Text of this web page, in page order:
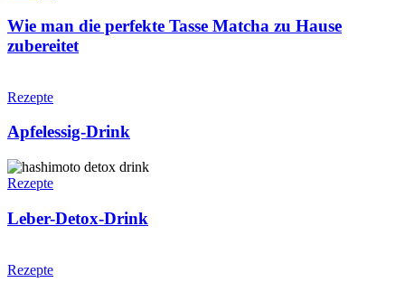
perfekte
Tasse
Matcha
zubereitet
Wie man die perfekte Tasse Matcha zu Hause
zubereitet
Drink
Rezepte
Apfelessig-Drink
Leber-
Detox-
Rezepte
Leber-Detox-Drink
Zitronen-
Rezepte